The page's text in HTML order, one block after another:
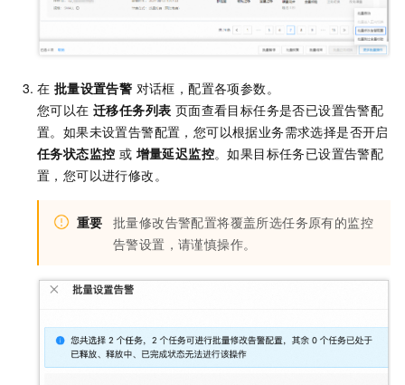
在 批量设置告警 对话框，配置各项参数。
您可以在 迁移任务列表 页面查看目标任务是否已设置告警配
置。如果未设置告警配置，您可以根据业务需求选择是否开启
任务状态监控 或 增量延迟监控。如果目标任务已设置告警配
置，您可以进行修改。
重要 批量修改告警配置将覆盖所选任务原有的监控
告警设置，请谨慎操作。